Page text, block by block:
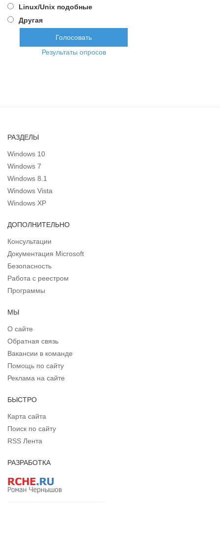
Linux/Unix подобные
Другая
Результаты опросов
РАЗДЕЛЫ
Windows 10
Windows 7
Windows 8.1
Windows Vista
Windows XP
ДОПОЛНИТЕЛЬНО
Консультации
Документация Microsoft
Безопасность
Работа с реестром
Программы
МЫ
О сайте
Обратная связь
Вакансии в команде
Помощь по сайту
Реклама на сайте
БЫСТРО
Карта сайта
Поиск по сайту
RSS Лента
РАЗРАБОТКА